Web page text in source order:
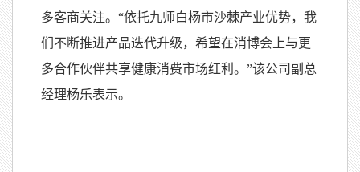
多客商关注。“依托九师白杨市沙棘产业优势，我
们不断推进产品迭代升级，希望在消博会上与更
多合作伙伴共享健康消费市场红利。”该公司副总
经理杨乐表示。